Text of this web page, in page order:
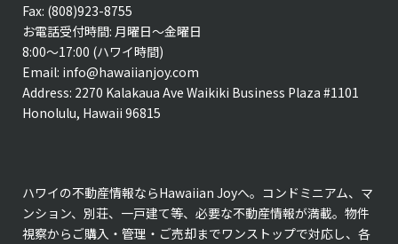
Fax: (808)923-8755
お電話受付時間: 月曜日〜金曜日
8:00〜17:00 (ハワイ時間)
Email: info@hawaiianjoy.com
Address: 2270 Kalakaua Ave Waikiki Business Plaza #1101
Honolulu, Hawaii 96815
ハワイの不動産情報ならHawaiian Joyへ。コンドミニアム、マ
ンション、別荘、一戸建て等、必要な不動産情報が満載。物件
視察からご購入・管理・ご売却までワンストップで対応し、各